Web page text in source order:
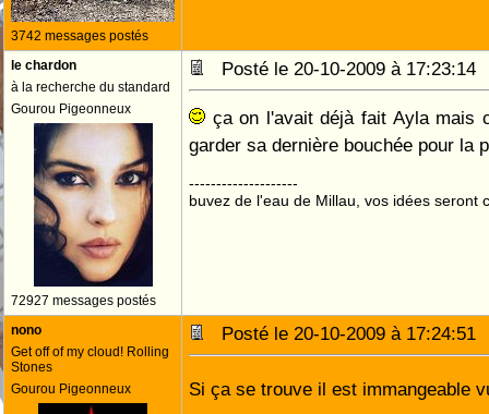
3742 messages postés
le chardon
à la recherche du standard
Gourou Pigeonneux
72927 messages postés
Posté le 20-10-2009 à
ça on l'avait déjà fait Ayla mais
garder sa dernière bouchée pour la
--------------------
buvez de l'eau de Millau, vos idées seront
nono
Get off of my cloud! Rolling
Stones
Gourou Pigeonneux
Posté le 20-10-2009 à
Si ça se trouve il est immangeable